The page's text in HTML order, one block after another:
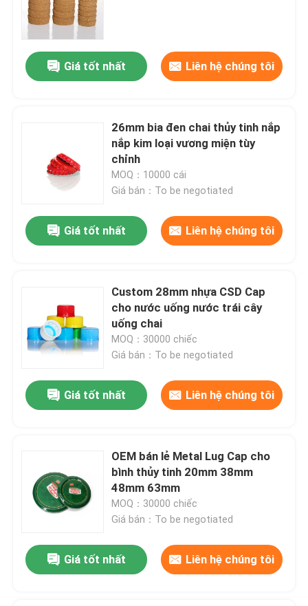
Tham quan nhà máy
Kiểm soát chất lượng
Liên hệ chúng tôi
Yêu cầu báo giá
Chai thủy tinh
Nắp chai bình
đồ thủy tinh gia dụng
Giá tốt nhất Liên hệ chúng tôi
26mm bia đen chai thủy tinh nắp
nắp kim loại vương miện tùy
chỉnh
MOQ：10000 cái
Giá bán：To be negotiated
Giá tốt nhất Liên hệ chúng tôi
Custom 28mm nhựa CSD Cap
cho nước uống nước trái cây
uống chai
MOQ：30000 chiếc
Giá bán：To be negotiated
Giá tốt nhất Liên hệ chúng tôi
OEM bán lẻ Metal Lug Cap cho
bình thủy tinh 20mm 38mm
48mm 63mm
MOQ：30000 chiếc
Giá bán：To be negotiated
Giá tốt nhất Liên hệ chúng tôi